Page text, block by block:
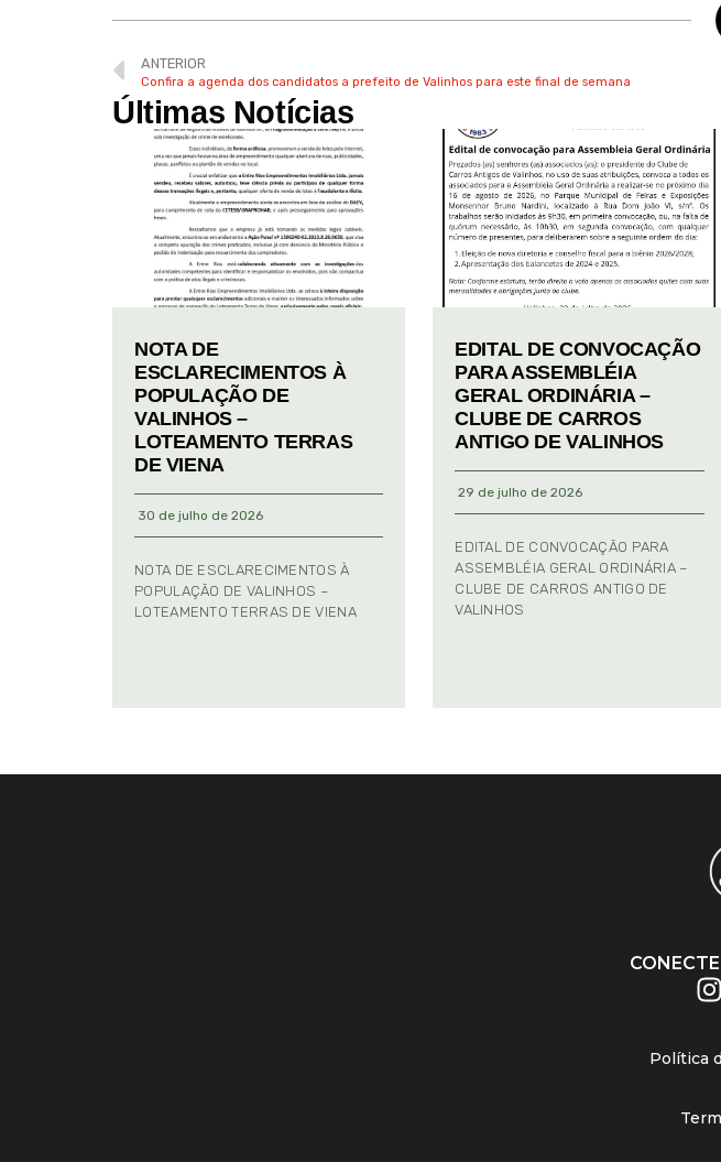
ANTERIOR
Confira a agenda dos candidatos a prefeito de Valinhos para este final de semana
Últimas Notícias
NOTA DE
ESCLARECIMENTOS À
POPULAÇÃO DE
VALINHOS –
LOTEAMENTO TERRAS
DE VIENA
30 de julho de 2026
NOTA DE ESCLARECIMENTOS À
POPULAÇÃO DE VALINHOS –
LOTEAMENTO TERRAS DE VIENA
EDITAL DE CONVOCAÇÃO
PARA ASSEMBLÉIA
GERAL ORDINÁRIA –
CLUBE DE CARROS
ANTIGO DE VALINHOS
29 de julho de 2026
EDITAL DE CONVOCAÇÃO PARA
ASSEMBLÉIA GERAL ORDINÁRIA –
CLUBE DE CARROS ANTIGO DE
VALINHOS
Política